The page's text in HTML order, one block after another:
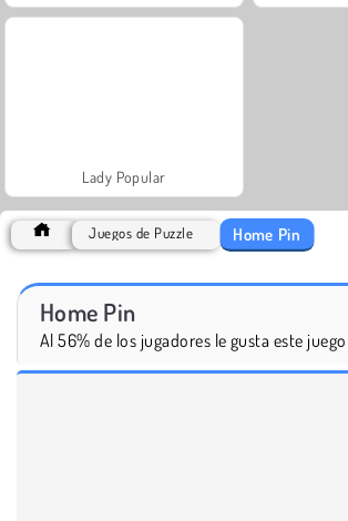
Lady Popular
Juegos de Puzzle Home Pin
Home Pin
Al 56% de los jugadores le gusta este juego